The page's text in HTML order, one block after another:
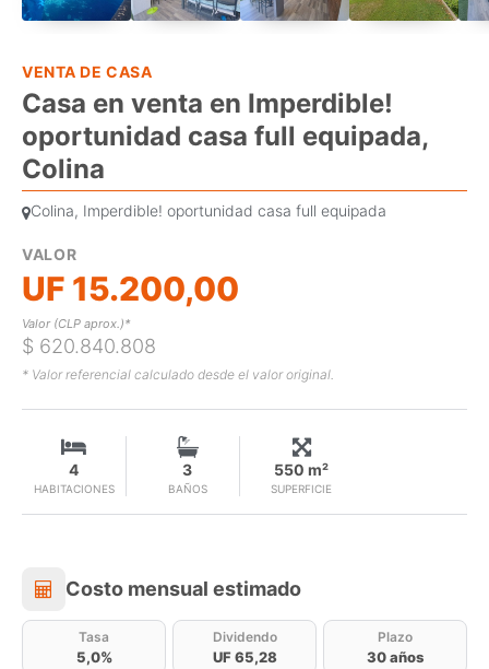
VENTA DE CASA
Casa en venta en Imperdible!
oportunidad casa full equipada,
Colina
Colina, Imperdible! oportunidad casa full equipada
VALOR
UF 15.200,00
Valor (CLP aprox.)*
$ 620.840.808
* Valor referencial calculado desde el valor original.
HABITACIONES
4
BAÑOS
3
SUPERFICIE
550 m²
Costo mensual estimado
Costo mensual estimado
Tasa
5,0%
Dividendo
UF 65,28
Plazo
30 años